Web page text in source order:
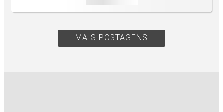
MAIS POSTAGENS